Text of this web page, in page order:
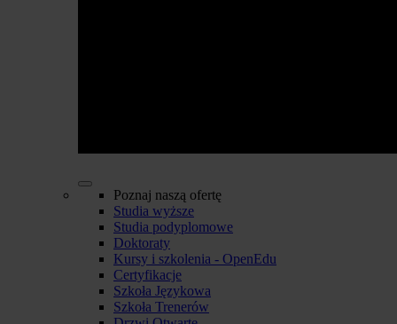
Poznaj naszą ofertę
Studia wyższe
Studia podyplomowe
Doktoraty
Kursy i szkolenia - OpenEdu
Certyfikacje
Szkoła Językowa
Szkoła Trenerów